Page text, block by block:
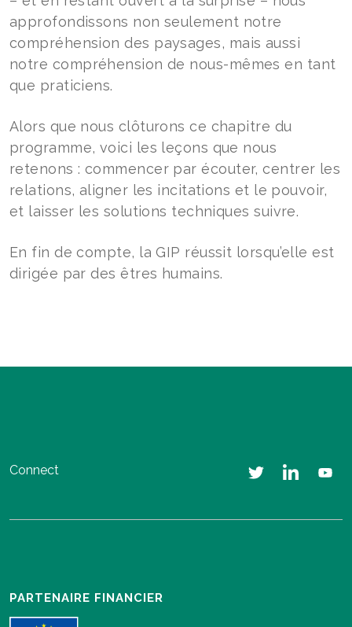
approfondissons non seulement notre
compréhension des paysages, mais aussi
notre compréhension de nous-mêmes en tant
que praticiens.
Alors que nous clôturons ce chapitre du
programme, voici les leçons que nous
retenons : commencer par écouter, centrer les
relations, aligner les incitations et le pouvoir,
et laisser les solutions techniques suivre.
En fin de compte, la GIP réussit lorsqu’elle est
dirigée par des êtres humains.
Connect
PARTENAIRE FINANCIER